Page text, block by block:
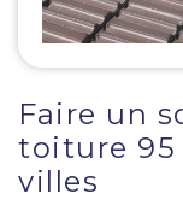
Faire un
toiture 95
villes